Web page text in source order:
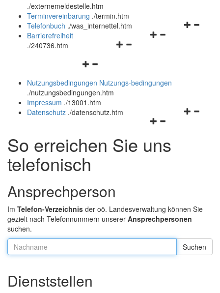
und
schließen
./externemeldestelle.htm
Terminvereinbarung ./termin.htm
Navigationsmenü
Telefonbuch ./was_internettel.htm
Navigationsmenü
Barrierefreiheit
./240736.htm
Navigationsmenü
und
schließen
Nutzungsbedingungen Nutzungs-bedingungen
./nutzungsbedingungen.htm
Impressum ./13001.htm
Navigationsmenü
und
schließen
Datenschutz ./datenschutz.htm
So erreichen Sie uns
telefonisch
Ansprechperson
Im Telefon-Verzeichnis der oö. Landesverwaltung können Sie
gezielt nach Telefonnummern unserer Ansprechpersonen
suchen.
Nachname:
Dienststellen